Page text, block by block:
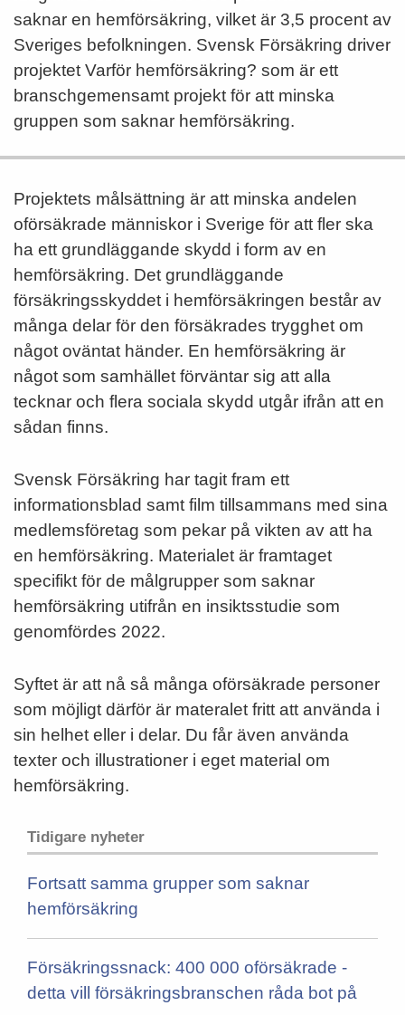
saknar en hemförsäkring, vilket är 3,5 procent av
Sveriges befolkningen. Svensk Försäkring driver
projektet Varför hemförsäkring? som är ett
branschgemensamt projekt för att minska
gruppen som saknar hemförsäkring.
Projektets målsättning är att minska andelen
oförsäkrade människor i Sverige för att fler ska
ha ett grundläggande skydd i form av en
hemförsäkring. Det grundläggande
försäkringsskyddet i hemförsäkringen består av
många delar för den försäkrades trygghet om
något oväntat händer. En hemförsäkring är
något som samhället förväntar sig att alla
tecknar och flera sociala skydd utgår ifrån att en
sådan finns.
Svensk Försäkring har tagit fram ett
informationsblad samt film tillsammans med sina
medlemsföretag som pekar på vikten av att ha
en hemförsäkring. Materialet är framtaget
specifikt för de målgrupper som saknar
hemförsäkring utifrån en insiktsstudie som
genomfördes 2022.
Syftet är att nå så många oförsäkrade personer
som möjligt därför är materalet fritt att använda i
sin helhet eller i delar. Du får även använda
texter och illustrationer i eget material om
hemförsäkring.
Tidigare nyheter
Fortsatt samma grupper som saknar
hemförsäkring
Försäkringssnack: 400 000 oförsäkrade -
detta vill försäkringsbranschen råda bot på